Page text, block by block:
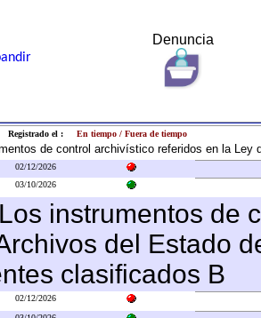
Denuncia
Registrado el : En tiempo / Fuera de tiempo
de control archivístico referidos en la
02/12/2026
03/10/2026
instrumentos de
del Estado
clasificados B
02/12/2026